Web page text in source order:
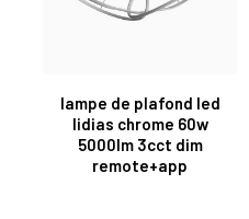
lampe de plafond led
lidias chrome 60w
5000lm 3cct dim
remote+app